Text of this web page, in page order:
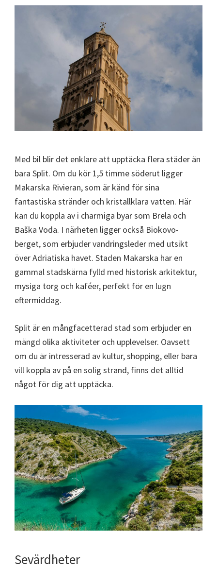
Med bil blir det enklare att upptäcka flera städer än
bara Split. Om du kör 1,5 timme söderut ligger
Makarska Rivieran, som är känd för sina
fantastiska stränder och kristallklara vatten. Här
kan du koppla av i charmiga byar som Brela och
Baška Voda. I närheten ligger också Biokovo-
berget, som erbjuder vandringsleder med utsikt
över Adriatiska havet. Staden Makarska har en
gammal stadskärna fylld med historisk arkitektur,
mysiga torg och kaféer, perfekt för en lugn
eftermiddag.
Split är en mångfacetterad stad som erbjuder en
mängd olika aktiviteter och upplevelser. Oavsett
om du är intresserad av kultur, shopping, eller bara
vill koppla av på en solig strand, finns det alltid
något för dig att upptäcka.
Sevärdheter